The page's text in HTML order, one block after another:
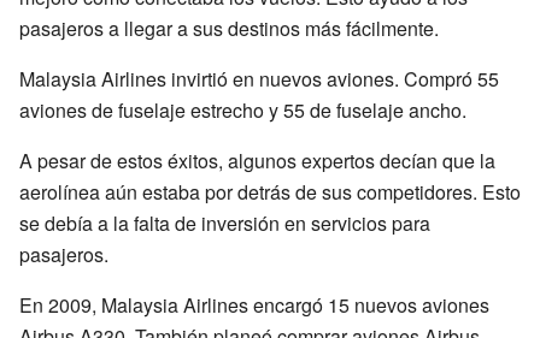
pasajeros a llegar a sus destinos más fácilmente.
Malaysia Airlines invirtió en nuevos aviones. Compró 55
aviones de fuselaje estrecho y 55 de fuselaje ancho.
A pesar de estos éxitos, algunos expertos decían que la
aerolínea aún estaba por detrás de sus competidores. Esto
se debía a la falta de inversión en servicios para
pasajeros.
En 2009, Malaysia Airlines encargó 15 nuevos aviones